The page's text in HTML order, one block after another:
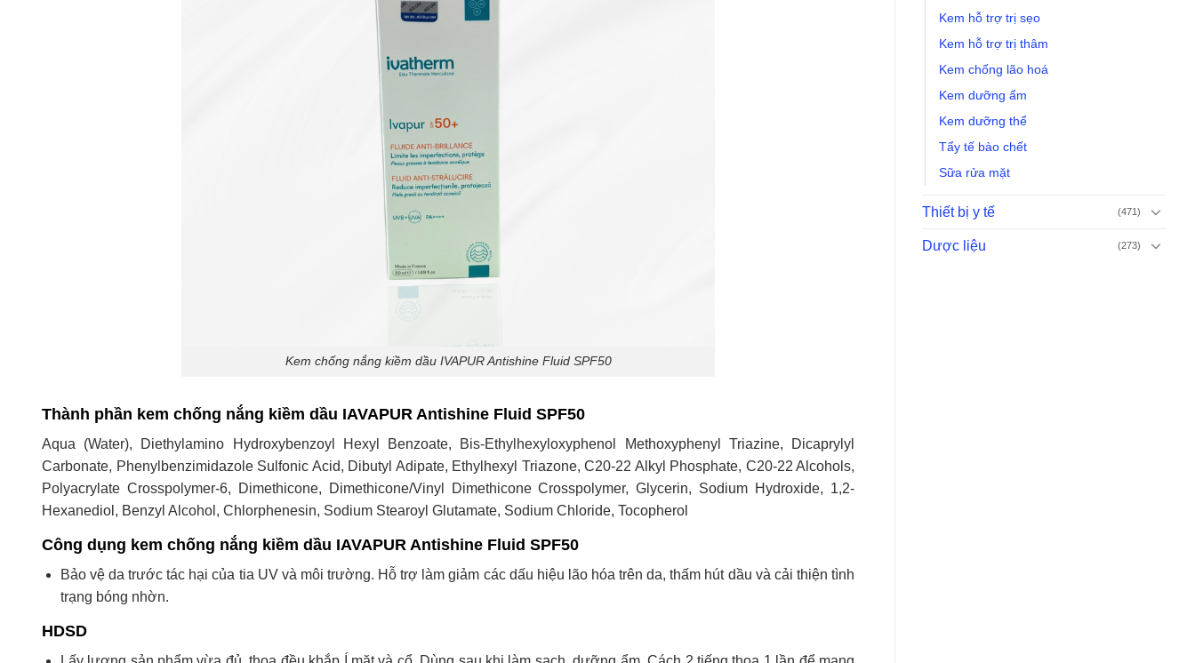
Kem hỗ trợ trị sẹo
Kem hỗ trợ trị thâm
Kem chống lão hoá
Kem dưỡng ẩm
Kem dưỡng thể
Tẩy tế bào chết
Sữa rửa mặt
Thiết bị y tế (471)
Dược liệu (273)
Kem chống nắng kiềm dầu IVAPUR Antishine Fluid SPF50
Thành phần kem chống nắng kiềm dầu IAVAPUR Antishine Fluid SPF50
Aqua (Water), Diethylamino Hydroxybenzoyl Hexyl Benzoate, Bis-Ethylhexyloxyphenol Methoxyphenyl Triazine, Dicaprylyl
Carbonate, Phenylbenzimidazole Sulfonic Acid, Dibutyl Adipate, Ethylhexyl Triazone, C20-22 Alkyl Phosphate, C20-22 Alcohols,
Polyacrylate Crosspolymer-6, Dimethicone, Dimethicone/Vinyl Dimethicone Crosspolymer, Glycerin, Sodium Hydroxide, 1,2-
Hexanediol, Benzyl Alcohol, Chlorphenesin, Sodium Stearoyl Glutamate, Sodium Chloride, Tocopherol
Công dụng kem chống nắng kiềm dầu IAVAPUR Antishine Fluid SPF50
Bảo vệ da trước tác hại của tia UV và môi trường. Hỗ trợ làm giảm các dấu hiệu lão hóa trên da, thấm hút dầu và cải thiện tình
trạng bóng nhờn.
HDSD